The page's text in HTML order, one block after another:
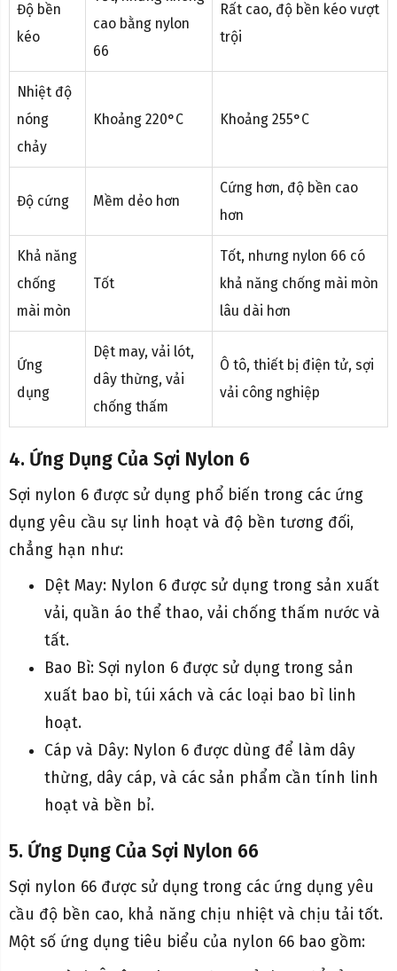
Độ bền
kéo
cao bằng nylon
66
Rất cao, độ bền kéo vượt
trội
Nhiệt độ
nóng
chảy
Khoảng 220°C Khoảng 255°C
Độ cứng Mềm dẻo hơn
Cứng hơn, độ bền cao
hơn
Khả năng
chống
mài mòn
Tốt
Tốt, nhưng nylon 66 có
khả năng chống mài mòn
lâu dài hơn
Ứng
dụng
Dệt may, vải lót,
dây thừng, vải
chống thấm
Ô tô, thiết bị điện tử, sợi
vải công nghiệp
4. Ứng Dụng Của Sợi Nylon 6
Sợi nylon 6 được sử dụng phổ biến trong các ứng
dụng yêu cầu sự linh hoạt và độ bền tương đối,
chẳng hạn như:
Dệt May: Nylon 6 được sử dụng trong sản xuất
vải, quần áo thể thao, vải chống thấm nước và
tất.
Bao Bì: Sợi nylon 6 được sử dụng trong sản
xuất bao bì, túi xách và các loại bao bì linh
hoạt.
Cáp và Dây: Nylon 6 được dùng để làm dây
thừng, dây cáp, và các sản phẩm cần tính linh
hoạt và bền bỉ.
5. Ứng Dụng Của Sợi Nylon 66
Sợi nylon 66 được sử dụng trong các ứng dụng yêu
cầu độ bền cao, khả năng chịu nhiệt và chịu tải tốt.
Một số ứng dụng tiêu biểu của nylon 66 bao gồm: